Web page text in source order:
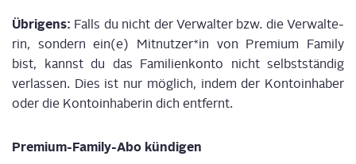
Übri­gens: Falls du nicht der Ver­wal­ter bzw. die Ver­wal­te­
rin, son­dern ein(e) Mitnutzer*in von Pre­mi­um Fami­ly
bist, kannst du das Fami­li­en­kon­to nicht selbst­stän­dig
ver­las­sen. Dies ist nur mög­lich, indem der Kon­to­in­ha­ber
oder die Kon­to­in­ha­be­rin dich ent­fernt.
Pre­mi­um-Fami­ly-Abo kündigen